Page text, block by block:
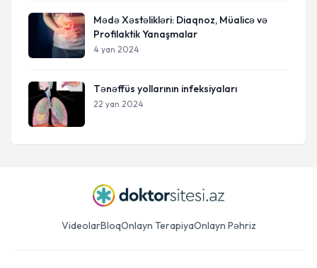
Mədə Xəstəlikləri: Diaqnoz, Müalicə və
Profilaktik Yanaşmalar
4 yan 2024
Tənəffüs yollarının infeksiyaları
22 yan 2024
VideolarBloqOnlayn TerapiyaOnlayn Pəhriz